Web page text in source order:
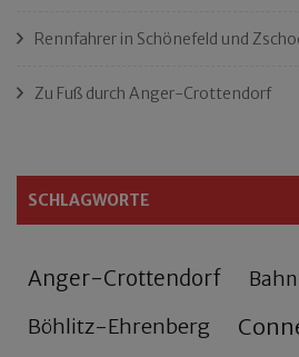
Rennfahrer in Schönefeld und
Zu Fuß durch Anger-Crottendorf
SCHLAGWORTE
Anger-Crottendorf
Böhlitz-Ehrenberg